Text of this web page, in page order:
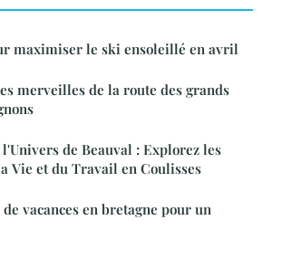
maximiser le ski ensoleillé en avril
merveilles de la route des grands
l'Univers de Beauval : Explorez les
Vie et du Travail en Coulisses
vacances en bretagne pour un